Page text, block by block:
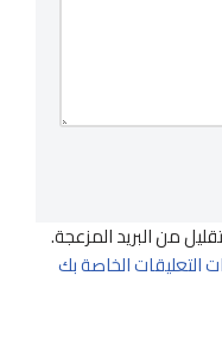
من البريد المزعجة.
التعليقات الخاصة بك